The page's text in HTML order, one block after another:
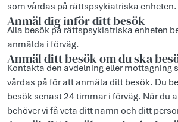
som vårdas på rättspsykiatriska enheten.
Anmäl dig inför ditt besök
Alla besök på rättspsykiatriska enheten
anmälda i förväg.
Anmäl ditt besök om du ska
Kontakta den avdelning eller mottagning
vårdas på för att anmäla ditt besök. Du
besök senast 24 timmar i förväg. När du
behöver vi få veta ditt namn och ditt